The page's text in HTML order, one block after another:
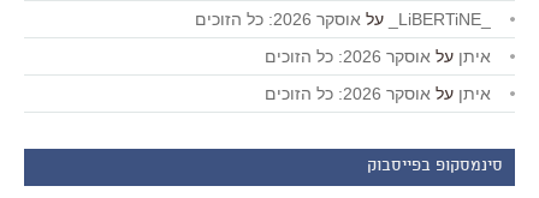
על אוסקר 2026: כל הזוכים
איתן על אוסקר 2026: כל הזוכים
איתן על אוסקר 2026: כל הזוכים
סינמסקופ בפייסבוק